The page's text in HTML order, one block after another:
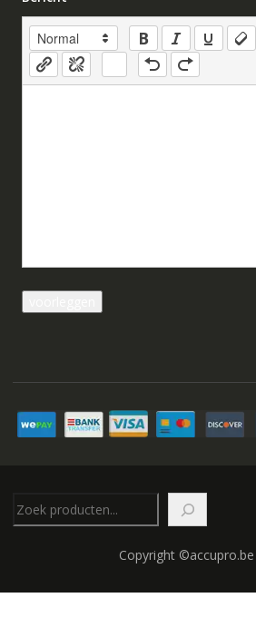
Copyright